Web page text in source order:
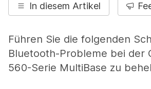
In diesem Artikel
Führen Sie die folgenden
Bluetooth-Probleme bei der
560-Serie MultiBase zu